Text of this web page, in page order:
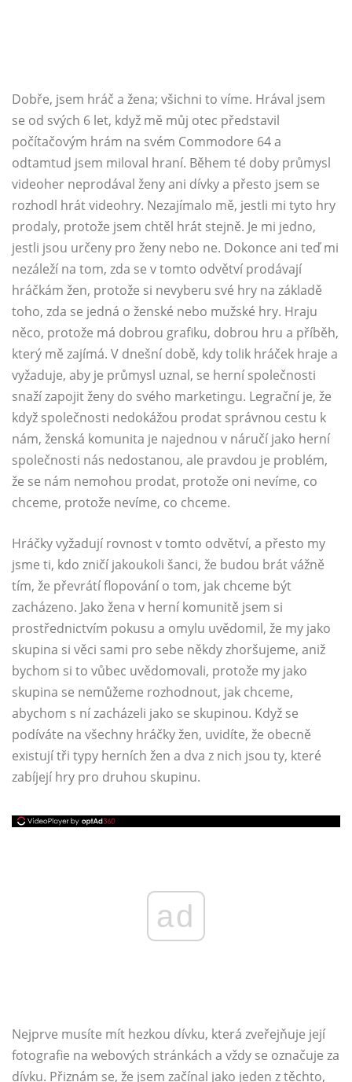
Dobře, jsem hráč a žena; všichni to víme. Hrával jsem
se od svých 6 let, když mě můj otec představil
počítačovým hrám na svém Commodore 64 a
odtamtud jsem miloval hraní. Během té doby průmysl
videoher neprodával ženy ani dívky a přesto jsem se
rozhodl hrát videohry. Nezajímalo mě, jestli mi tyto hry
prodaly, protože jsem chtěl hrát stejně. Je mi jedno,
jestli jsou určeny pro ženy nebo ne. Dokonce ani teď mi
nezáleží na tom, zda se v tomto odvětví prodávají
hráčkám žen, protože si nevyberu své hry na základě
toho, zda se jedná o ženské nebo mužské hry. Hraju
něco, protože má dobrou grafiku, dobrou hru a příběh,
který mě zajímá. V dnešní době, kdy tolik hráček hraje a
vyžaduje, aby je průmysl uznal, se herní společnosti
snaží zapojit ženy do svého marketingu. Legrační je, že
když společnosti nedokážou prodat správnou cestu k
nám, ženská komunita je najednou v náručí jako herní
společnosti nás nedostanou, ale pravdou je problém,
že se nám nemohou prodat, protože oni nevíme, co
chceme, protože nevíme, co chceme.
Hráčky vyžadují rovnost v tomto odvětví, a přesto my
jsme ti, kdo zničí jakoukoli šanci, že budou brát vážně
tím, že převrátí flopování o tom, jak chceme být
zacházeno. Jako žena v herní komunitě jsem si
prostřednictvím pokusu a omylu uvědomil, že my jako
skupina si věci sami pro sebe někdy zhoršujeme, aniž
bychom si to vůbec uvědomovali, protože my jako
skupina se nemůžeme rozhodnout, jak chceme,
abychom s ní zacházeli jako se skupinou. Když se
podíváte na všechny hráčky žen, uvidíte, že obecně
existují tři typy herních žen a dva z nich jsou ty, které
zabíjejí hry pro druhou skupinu.
ad
Nejprve musíte mít hezkou dívku, která zveřejňuje její
fotografie na webových stránkách a vždy se označuje za
dívku. Přiznám se, že jsem začínal jako jeden z těchto,